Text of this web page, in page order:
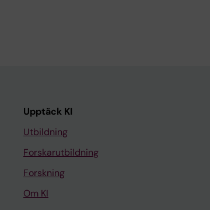
Upptäck KI
Utbildning
Forskarutbildning
Forskning
Om KI